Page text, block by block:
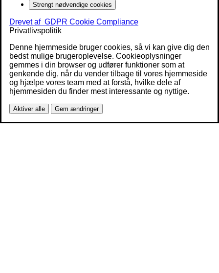
Strengt nødvendige cookies
Drevet af GDPR Cookie Compliance
Privatlivspolitik
Denne hjemmeside bruger cookies, så vi kan give dig den
bedst mulige brugeroplevelse. Cookieoplysninger
gemmes i din browser og udfører funktioner som at
genkende dig, når du vender tilbage til vores hjemmeside
og hjælpe vores team med at forstå, hvilke dele af
hjemmesiden du finder mest interessante og nyttige.
Aktiver alle Gem ændringer